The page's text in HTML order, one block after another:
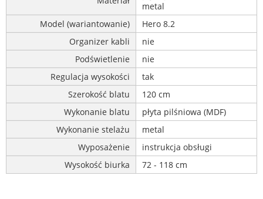
metal
Model (wariantowanie)
Hero 8.2
Organizer kabli
nie
Podświetlenie
nie
Regulacja wysokości
tak
Szerokość blatu
120 cm
Wykonanie blatu
płyta pilśniowa (MDF)
Wykonanie stelażu
metal
Wyposażenie
instrukcja obsługi
Wysokość biurka
72 - 118 cm